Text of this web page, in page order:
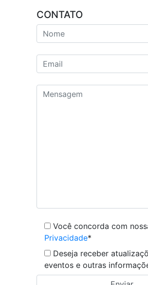
CONTATO
Você concorda com
Privacidade*
Deseja receber
eventos e outras